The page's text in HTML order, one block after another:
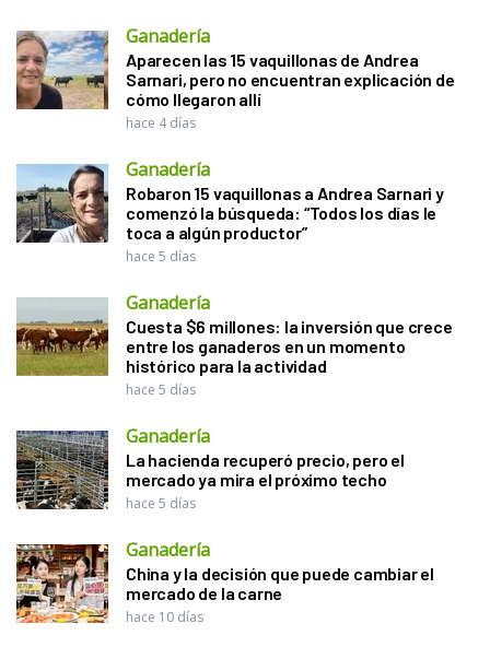
Ganadería
Aparecen las 15 vaquillonas de Andrea
Sarnari, pero no encuentran explicación de
cómo llegaron allí
hace 4 días
Ganadería
Robaron 15 vaquillonas a Andrea Sarnari y
comenzó la búsqueda: “Todos los días le
toca a algún productor”
hace 5 días
Ganadería
Cuesta $6 millones: la inversión que crece
entre los ganaderos en un momento
histórico para la actividad
hace 5 días
Ganadería
La hacienda recuperó precio, pero el
mercado ya mira el próximo techo
hace 5 días
Ganadería
China y la decisión que puede cambiar el
mercado de la carne
hace 10 días